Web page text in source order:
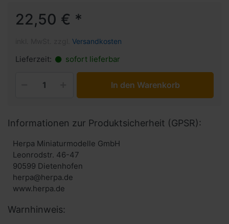
22,50 € *
Versandkosten
Lieferzeit: sofort lieferbar
In den Warenkorb
Informationen zur Produktsicherheit (GPSR):
Herpa Miniaturmodelle GmbH
Leonrodstr. 46-47
90599 Dietenhofen
herpa@herpa.de
www.herpa.de
Warnhinweis: